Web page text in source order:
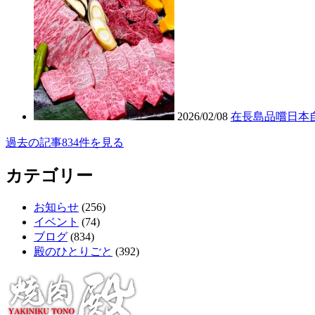
2026/02/08 在長島品嚐日本
過去の記事834件を見る
カテゴリー
お知らせ (256)
イベント (74)
ブログ (834)
殿のひとりごと (392)